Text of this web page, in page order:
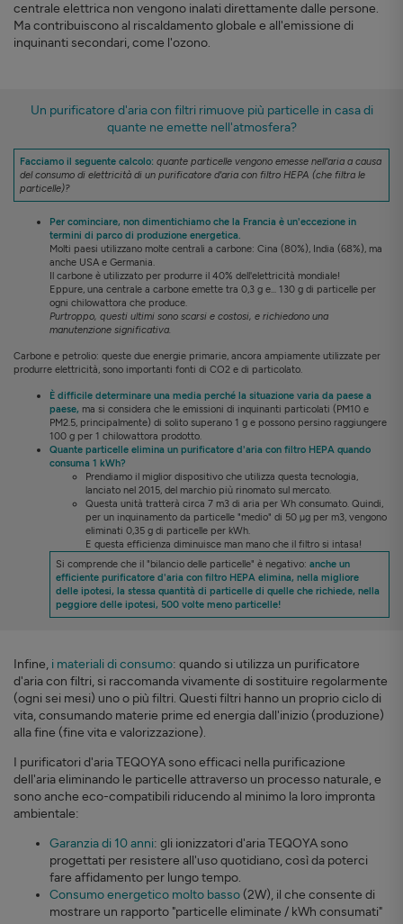
centrale elettrica non vengono inalati direttamente dalle persone.
Ma contribuiscono al riscaldamento globale e all'emissione di
inquinanti secondari, come l'ozono.
Un purificatore d'aria con filtri rimuove più particelle in casa di
quante ne emette nell'atmosfera?
Facciamo il seguente calcolo: quante particelle vengono emesse nell'aria a causa
del consumo di elettricità di un purificatore d'aria con filtro HEPA (che filtra le
particelle)?
Per cominciare, non dimentichiamo che la Francia è un'eccezione in
termini di parco di produzione energetica.
Molti paesi utilizzano molte centrali a carbone: Cina (80%), India (68%), ma
anche USA e Germania.
Il carbone è utilizzato per produrre il 40% dell'elettricità mondiale!
Eppure, una centrale a carbone emette tra 0,3 g e... 130 g di particelle per
ogni chilowattora che produce.
Purtroppo, questi ultimi sono scarsi e costosi, e richiedono una
manutenzione significativa.
Carbone e petrolio: queste due energie primarie, ancora ampiamente utilizzate per
produrre elettricità, sono importanti fonti di CO2 e di particolato.
È difficile determinare una media perché la situazione varia da paese a
paese, ma si considera che le emissioni di inquinanti particolati (PM10 e
PM2.5, principalmente) di solito superano 1 g e possono persino raggiungere
100 g per 1 chilowattora prodotto.
Quante particelle elimina un purificatore d'aria con filtro HEPA quando
consuma 1 kWh?
Prendiamo il miglior dispositivo che utilizza questa tecnologia,
lanciato nel 2015, del marchio più rinomato sul mercato.
Questa unità tratterà circa 7 m3 di aria per Wh consumato. Quindi,
per un inquinamento da particelle "medio" di 50 µg per m3, vengono
eliminati 0,35 g di particelle per kWh.
E questa efficienza diminuisce man mano che il filtro si intasa!
Si comprende che il "bilancio delle particelle" è negativo: anche un
efficiente purificatore d'aria con filtro HEPA elimina, nella migliore
delle ipotesi, la stessa quantità di particelle di quelle che richiede, nella
peggiore delle ipotesi, 500 volte meno particelle!
Infine, i materiali di consumo: quando si utilizza un purificatore
d'aria con filtri, si raccomanda vivamente di sostituire regolarmente
(ogni sei mesi) uno o più filtri. Questi filtri hanno un proprio ciclo di
vita, consumando materie prime ed energia dall'inizio (produzione)
alla fine (fine vita e valorizzazione).
I purificatori d'aria TEQOYA sono efficaci nella purificazione
dell'aria eliminando le particelle attraverso un processo naturale, e
sono anche eco-compatibili riducendo al minimo la loro impronta
ambientale:
Garanzia di 10 anni: gli ionizzatori d'aria TEQOYA sono
progettati per resistere all'uso quotidiano, così da poterci
fare affidamento per lungo tempo.
Consumo energetico molto basso (2W), il che consente di
mostrare un rapporto "particelle eliminate / kWh consumati"